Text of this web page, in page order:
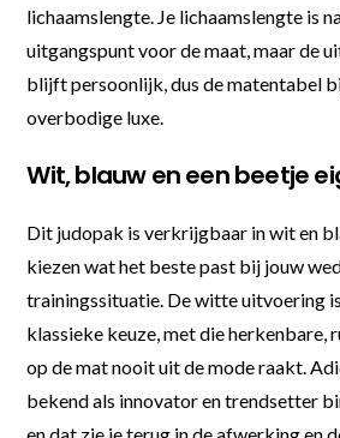
lichaamslengte. Je lichaamslengte is
uitgangspunt voor de maat, maar de
blijft persoonlijk, dus de matentabel
overbodige luxe.
Wit, blauw en een beetje
Dit judopak is verkrijgbaar in wit en
kiezen wat het beste past bij jouw
trainingssituatie. De witte uitvoering
klassieke keuze, met die herkenbare,
op de mat nooit uit de mode raakt.
bekend als innovator en trendsetter